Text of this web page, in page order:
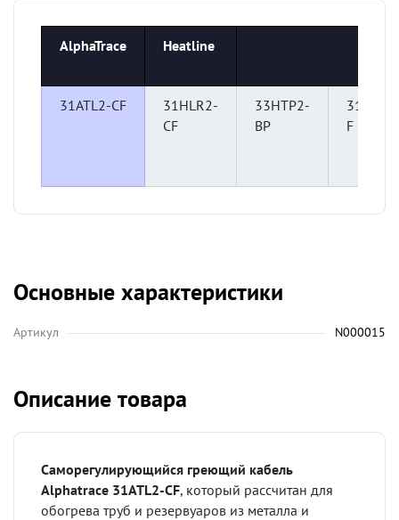
AlphaTrace Heatline
31ATL2-CF
31HLR2-
CF
33HTP2-
BP
31VR2-
F
Основные характеристики
Артикул N000015
Описание товара
Саморегулирующийся греющий кабель
Alphatrace 31ATL2-CF, который рассчитан для
обогрева труб и резервуаров из металла и